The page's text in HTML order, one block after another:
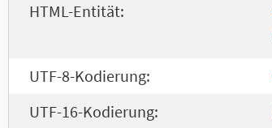
HTML-Entität:
UTF-8-Kodierung:
UTF-16-Kodierung: